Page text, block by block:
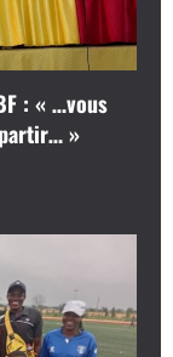
: « …vous
partir… »